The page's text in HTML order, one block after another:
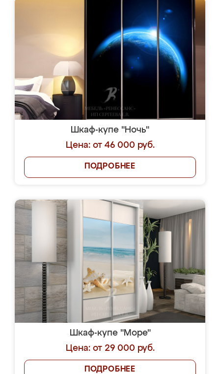
Шкаф-купе "Ночь"
Цена: от 46 000 руб.
ПОДРОБНЕЕ
Шкаф-купе "Море"
Цена: от 29 000 руб.
ПОДРОБНЕЕ